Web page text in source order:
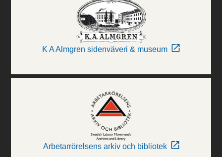
K A Almgren sidenväveri & museum
Arbetarrörelsens arkiv och bibliotek